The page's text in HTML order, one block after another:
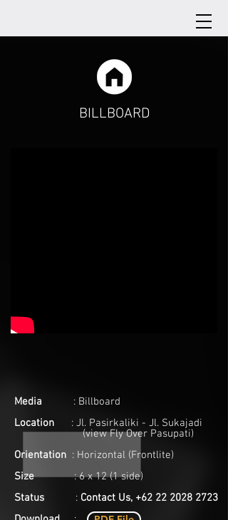
BILLBOARD
Media
: Billboard
Location
: Jl. Pasirkaliki - Jl. Sukajadi
(view Fly Over Pasupati)
Orientation : Horizontal (Frontlite)
Size: 6 x 12 (1 side)
Status
: Contact Us, +62 22 2028 2723